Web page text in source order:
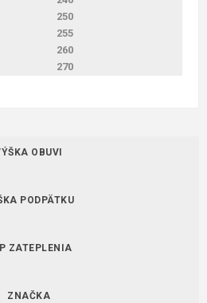
250
255
260
270
OBUVI
PODPÄTKU
ZATEPLENIA
ZNAČKA